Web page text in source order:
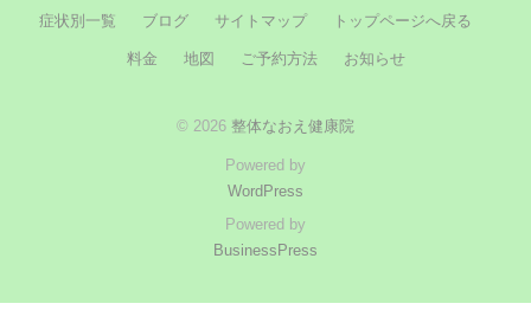
症状別一覧 ブログ サイトマップ トップページへ戻る
料金 地図 ご予約方法 お知らせ
© 2026 整体なおえ健康院
Powered by
WordPress
Powered by
BusinessPress